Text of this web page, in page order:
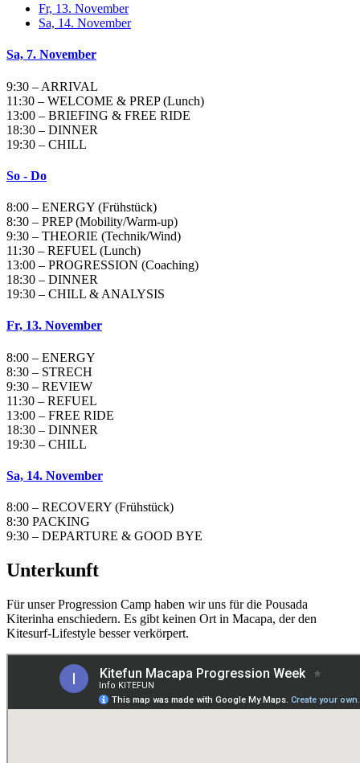
Fr, 13. November
Sa, 14. November
Sa, 7. November
9:30 – ARRIVAL
11:30 – WELCOME & PREP (Lunch)
13:00 – BRIEFING & FREE RIDE
18:30 – DINNER
19:30 – CHILL
So - Do
8:00 – ENERGY (Frühstück)
8:30 – PREP (Mobility/Warm-up)
9:30 – THEORIE (Technik/Wind)
11:30 – REFUEL (Lunch)
13:00 – PROGRESSION (Coaching)
18:30 – DINNER
19:30 – CHILL & ANALYSIS
Fr, 13. November
8:00 – ENERGY
8:30 – STRECH
9:30 – REVIEW
11:30 – REFUEL
13:00 – FREE RIDE
18:30 – DINNER
19:30 – CHILL
Sa, 14. November
8:00 – RECOVERY (Frühstück)
8:30 PACKING
9:30 – DEPARTURE & GOOD BYE
Unterkunft
Für unser Progression Camp haben wir uns für die Pousada
Kiterinha enschiedern. Es gibt keinen Ort in Macapa, der den
Kitesurf-Lifestyle besser verkörpert.